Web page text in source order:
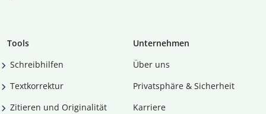
Tools
Schreibhilfen
Textkorrektur
Zitieren und Originalität
Unternehmen
Über uns
Privatsphäre & Sicherheit
Karriere